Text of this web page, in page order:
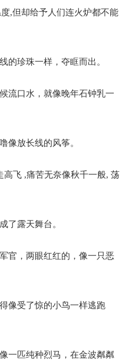
,但却给予人们连火炉都不能
的珍珠一样，夺眶而出。
流口水，就像晚年石钟乳一
像放长线的风筝。
高飞 ,痛苦无奈像秋千一般, 荡
了露天舞台。
官，两眼红红的，像一只恶
像受了惊的小鸟一样逃跑
一匹纯种烈马，在金波粼粼